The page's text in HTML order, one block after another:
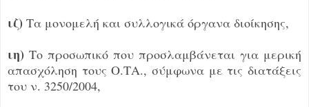
ιζ) Τα μονομελή και συλλογικά όργανα διοίκησης,
ιη) Το προσωπικό που προσλαμβάνεται για μερική
απασχόληση τους Ο.ΤΑ., σύμφωνα με τις διατάξεις
του ν. 3250/2004,